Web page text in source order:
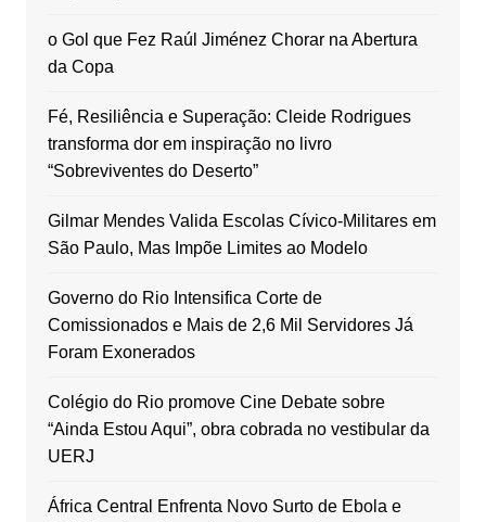
o Gol que Fez Raúl Jiménez Chorar na Abertura
da Copa
Fé, Resiliência e Superação: Cleide Rodrigues
transforma dor em inspiração no livro
“Sobreviventes do Deserto”
Gilmar Mendes Valida Escolas Cívico-Militares em
São Paulo, Mas Impõe Limites ao Modelo
Governo do Rio Intensifica Corte de
Comissionados e Mais de 2,6 Mil Servidores Já
Foram Exonerados
Colégio do Rio promove Cine Debate sobre
“Ainda Estou Aqui”, obra cobrada no vestibular da
UERJ
África Central Enfrenta Novo Surto de Ebola e